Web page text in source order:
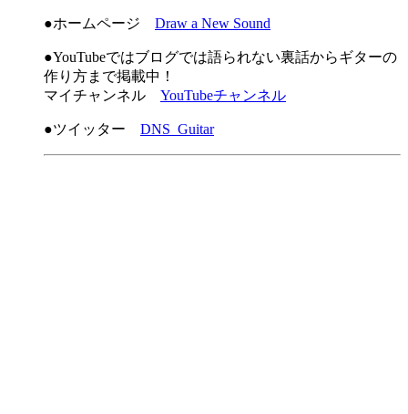
●ホームページ Draw a New Sound
●YouTubeではブログでは語られない裏話からギターの
作り方まで掲載中！
マイチャンネル YouTubeチャンネル
●ツイッター DNS_Guitar